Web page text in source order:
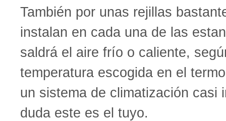
También por unas rejillas
instalan en cada una de las
saldrá el aire frío o caliente,
temperatura escogida en el
un sistema de climatización casi
duda este es el tuyo.